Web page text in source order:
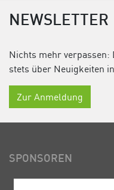
NEWSLETTER
Nichts mehr
stets über Neuigkeiten
Zur Anmeldung
SPONSOREN